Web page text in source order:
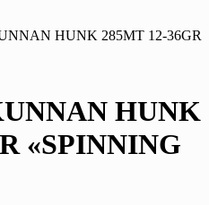
HUNK 285MT 12-36GR
HUNK
«SPINNING